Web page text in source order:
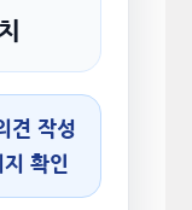
작성
확인